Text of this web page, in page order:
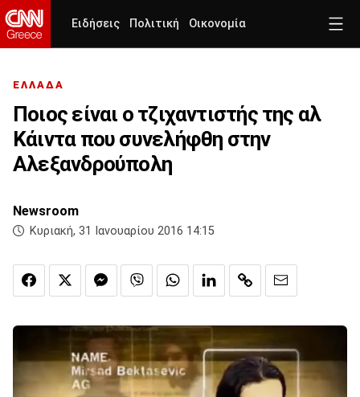
Ειδήσεις Πολιτική Οικονομία
ΕΛΛΑΔΑ
Ποιος είναι ο τζιχαντιστής της αλ
Κάιντα που συνελήφθη στην
Αλεξανδρούπολη
Newsroom
Κυριακή, 31 Ιανουαρίου 2016 14:15